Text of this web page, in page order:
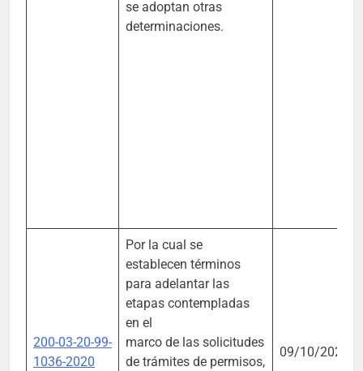
se adoptan otras
determinaciones.
200-03-20-99-
1036-2020
Por la cual se
establecen términos
para adelantar las
etapas contempladas
en el
marco de las solicitudes
de trámites de permisos,
09/10/2020